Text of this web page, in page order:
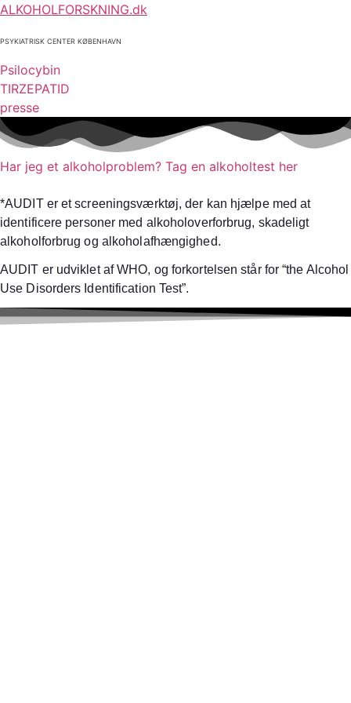
ALKOHOLFORSKNING.dk
PSYKIATRISK CENTER KØBENHAVN
Psilocybin
TIRZEPATID
presse
Har jeg et alkoholproblem? Tag en alkoholtest her
*AUDIT er et screeningsværktøj, der kan hjælpe med at
identificere personer med alkoholoverforbrug, skadeligt
alkoholforbrug og alkoholafhængighed.
AUDIT er udviklet af WHO, og forkortelsen står for “the Alcohol
Use Disorders Identification Test”.